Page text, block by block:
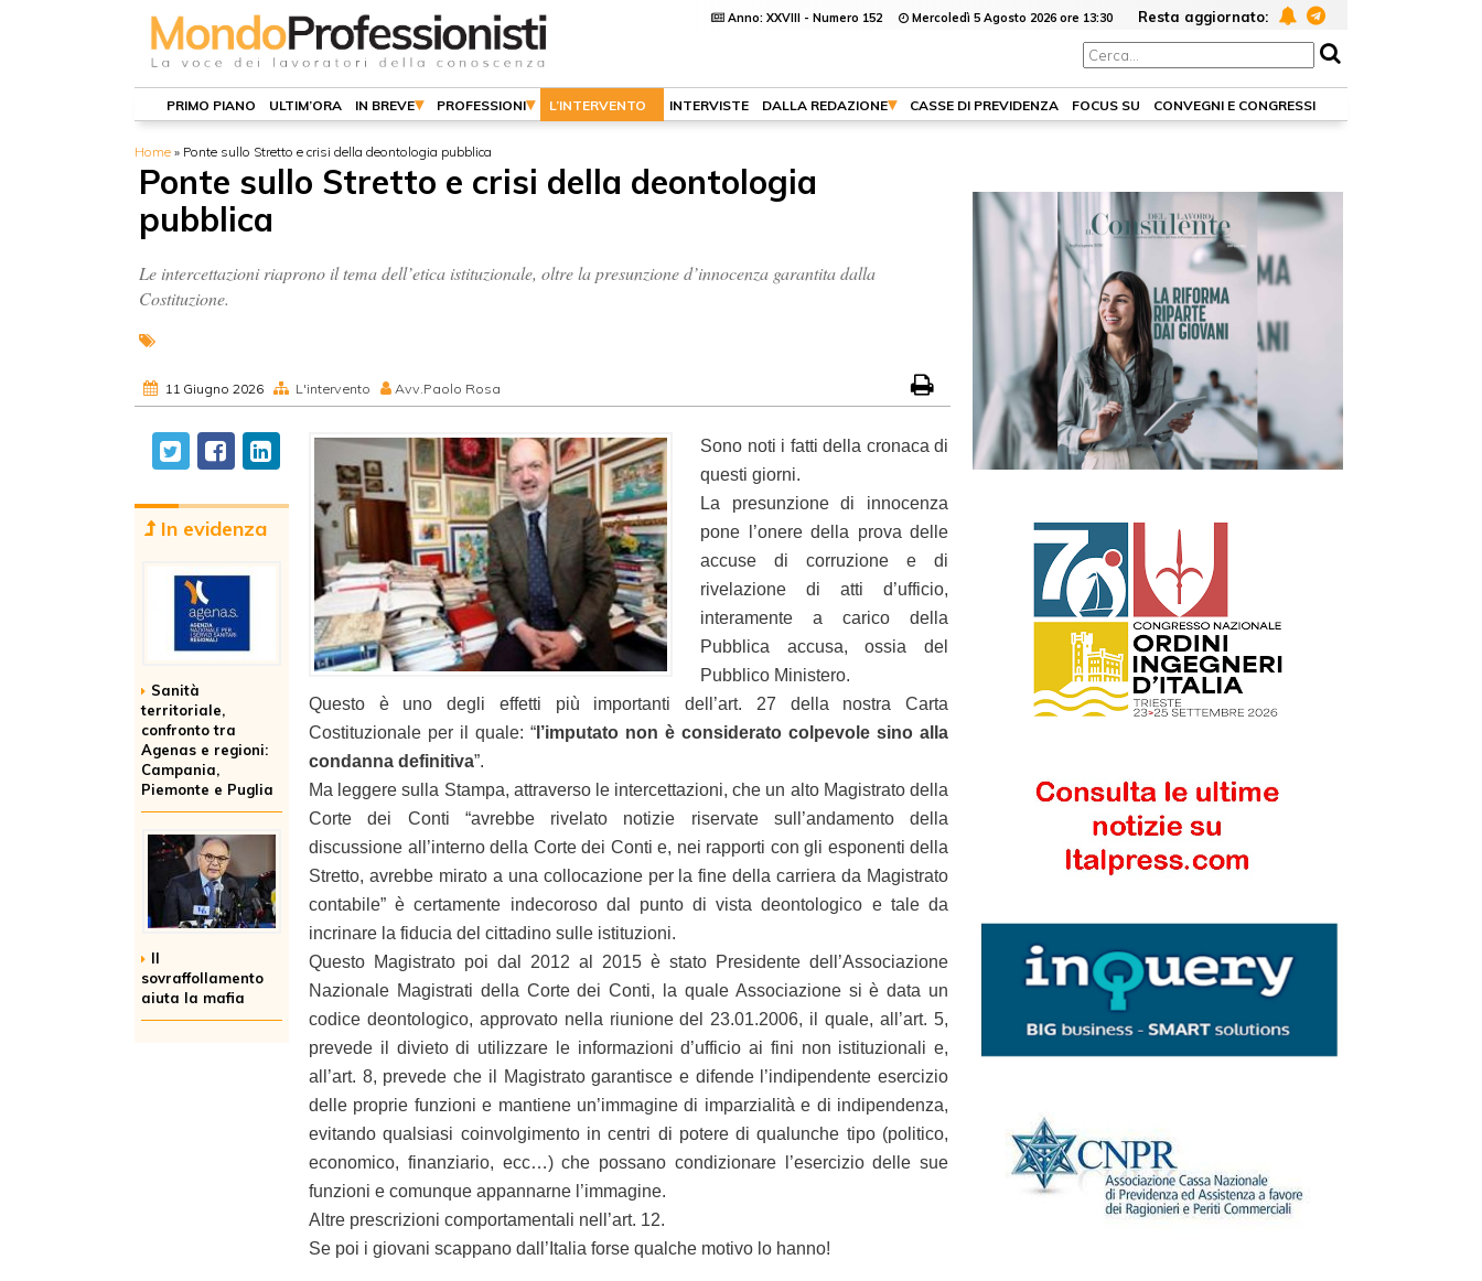
Anno: XXVIII - Numero 152 Mercoledì 5 Agosto 2026 ore 13:30 Resta aggiornato:
PRIMO PIANO ULTIM’ORA IN BREVE PROFESSIONI L’INTERVENTO INTERVISTE DALLA REDAZIONE CASSE DI PREVIDENZA FOCUS SU CONVEGNI E CONGRESSI
Home » Ponte sullo Stretto e crisi della deontologia pubblica
Ponte sullo Stretto e crisi della deontologia
pubblica
Le intercettazioni riaprono il tema dell’etica istituzionale, oltre la presunzione d’innocenza garantita dalla
Costituzione.
11 Giugno 2026 L'intervento Avv.Paolo Rosa
In evidenza
Sanità
territoriale,
confronto tra
Agenas e regioni:
Campania,
Piemonte e Puglia
Il
sovraffollamento
aiuta la mafia
Sono noti i fatti della cronaca di
questi giorni.
La presunzione di innocenza
pone l’onere della prova delle
accuse di corruzione e di
rivelazione di atti d’ufficio,
interamente a carico della
Pubblica accusa, ossia del
Pubblico Ministero.
Questo è uno degli effetti più importanti dell’art. 27 della nostra Carta
Costituzionale per il quale: “ l’imputato non è considerato colpevole sino alla
condanna definitiva”.
Ma leggere sulla Stampa, attraverso le intercettazioni, che un alto Magistrato della
Corte dei Conti “avrebbe rivelato notizie riservate sull’andamento della
discussione all’interno della Corte dei Conti e, nei rapporti con gli esponenti della
Stretto, avrebbe mirato a una collocazione per la fine della carriera da Magistrato
contabile” è certamente indecoroso dal punto di vista deontologico e tale da
incrinare la fiducia del cittadino sulle istituzioni.
Questo Magistrato poi dal 2012 al 2015 è stato Presidente dell’Associazione
Nazionale Magistrati della Corte dei Conti, la quale Associazione si è data un
codice deontologico, approvato nella riunione del 23.01.2006, il quale, all’art. 5,
prevede il divieto di utilizzare le informazioni d’ufficio ai fini non istituzionali e,
all’art. 8, prevede che il Magistrato garantisce e difende l’indipendente esercizio
delle proprie funzioni e mantiene un’immagine di imparzialità e di indipendenza,
evitando qualsiasi coinvolgimento in centri di potere di qualunche tipo (politico,
economico, finanziario, ecc…) che possano condizionare l’esercizio delle sue
funzioni e comunque appannarne l’immagine.
Altre prescrizioni comportamentali nell’art. 12.
Se poi i giovani scappano dall’Italia forse qualche motivo lo hanno!